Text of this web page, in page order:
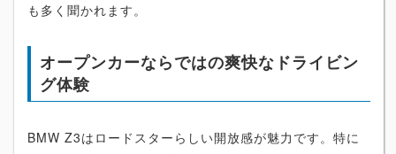
も多く聞かれます。
オープンカーならではの爽快なドライビン
グ体験
BMW Z3はロードスターらしい開放感が魅力です。特に